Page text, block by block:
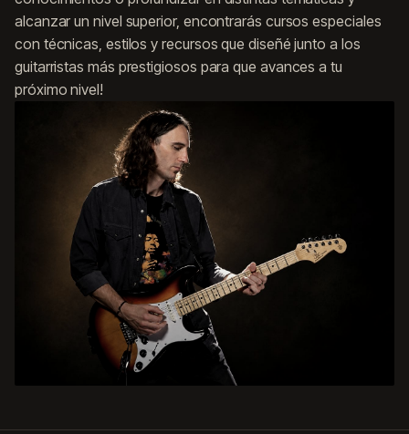
alcanzar un nivel superior, encontrarás cursos especiales
con técnicas, estilos y recursos que diseñé junto a los
guitarristas más prestigiosos para que avances a tu
próximo nivel!